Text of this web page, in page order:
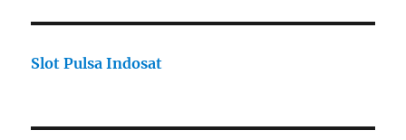
Slot Pulsa Indosat